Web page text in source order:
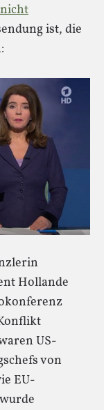
nicht
ist, die
Hollande
US-
von
EU-